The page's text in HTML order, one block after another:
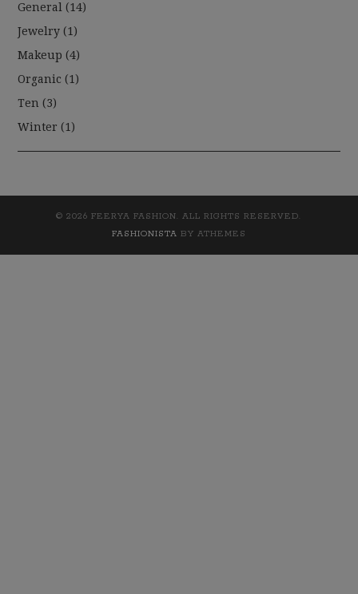
General (14)
Jewelry (1)
Makeup (4)
Organic (1)
Ten (3)
Winter (1)
© 2026 FEERYA FASHION. ALL RIGHTS RESERVED.
FASHIONISTA BY ATHEMES